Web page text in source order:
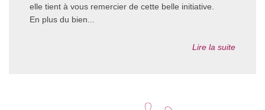
elle tient à vous remercier de cette belle initiative.
En plus du bien...
Lire la suite